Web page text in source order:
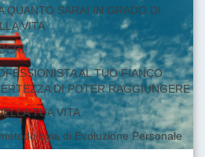
QUANTO SARAI IN GRADO DI
VITA
AL TUO FIANCO
DI POTER RAGGIUNGERE
TUA VITA.
di Evoluzione Personale